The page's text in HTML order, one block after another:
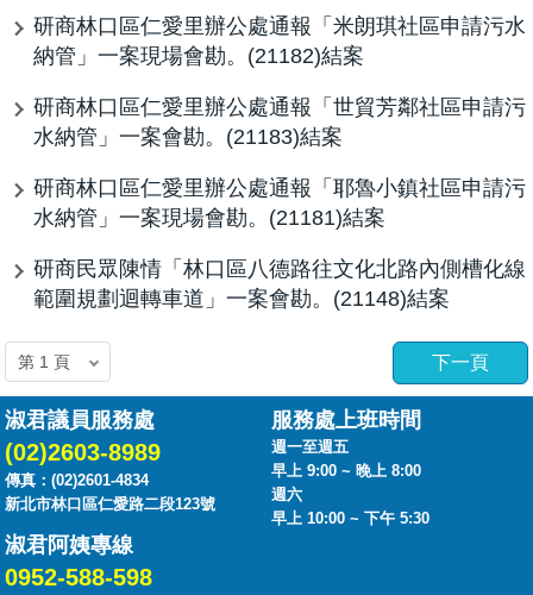
研商林口區仁愛里辦公處通報「米朗琪社區申請污水
納管」一案現場會勘。(21182)結案
研商林口區仁愛里辦公處通報「世貿芳鄰社區申請污
水納管」一案會勘。(21183)結案
研商林口區仁愛里辦公處通報「耶魯小鎮社區申請污
水納管」一案現場會勘。(21181)結案
研商民眾陳情「林口區八德路往文化北路內側槽化線
範圍規劃迴轉車道」一案會勘。(21148)結案
下一頁
淑君議員服務處
(02)2603-8989
傳真：(02)2601-4834
新北市林口區仁愛路二段123號
服務處上班時間
週一至週五
早上 9:00 ~ 晚上 8:00
週六
早上 10:00 ~ 下午 5:30
淑君阿姨專線
0952-588-598